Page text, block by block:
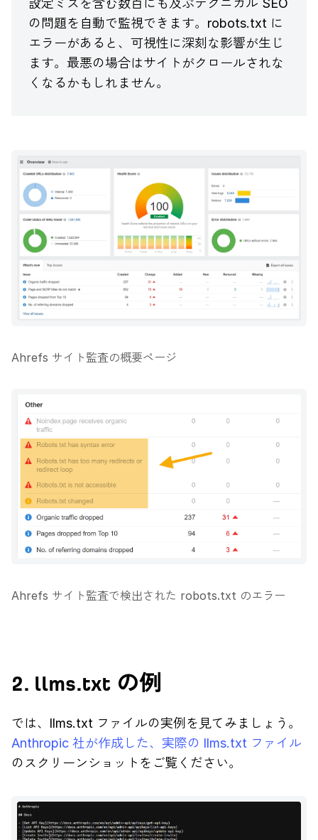
設定ミスを含む数百にも及ぶテクニカル SEO
の問題を自動で監視できます。robots.txt に
エラーがあると、可視性に深刻な影響が生じ
ます。最悪の場合はサイトがクロールされな
くなるかもしれません。
Ahrefs サイト監査の概要ページ
Ahrefs サイト監査で検出された robots.txt のエラー
2. llms.txt の例
では、llms.txt ファイルの実例を見てみましょう。
Anthropic 社が作成した、実際の llms.txt ファイル
のスクリーンショットをご覧ください。